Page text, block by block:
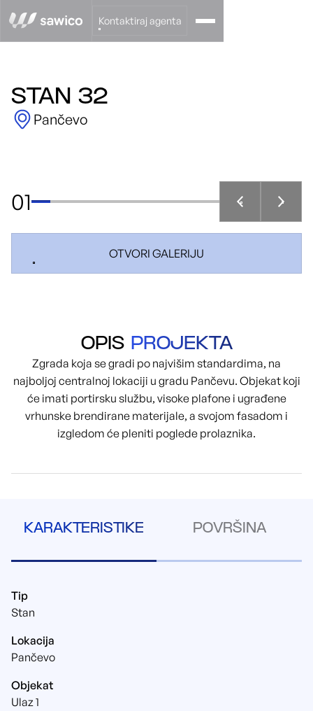
Kontaktiraj agenta
STAN 32
Pančevo
01
OTVORI GALERIJU
OPIS PROJEKTA
Zgrada koja se gradi po najvišim standardima, na
najboljoj centralnoj lokaciji u gradu Pančevu. Objekat koji
će imati portirsku službu, visoke plafone i ugrađene
vrhunske brendirane materijale, a svojom fasadom i
izgledom će pleniti poglede prolaznika.
KARAKTERISTIKE POVRŠINA
Tip
Stan
Lokacija
Pančevo
Objekat
Ulaz 1